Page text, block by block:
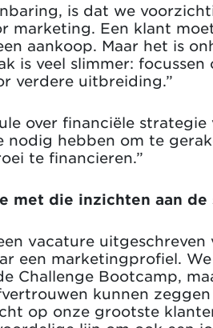
is dat we
marketing. Een klant
aankoop. Maar het is
is veel slimmer:
verdere uitbreiding.”
over financiële
nodig hebben om te
te financieren.”
met die inzichten aan de
vacature
een marketingprofiel.
Challenge Bootcamp,
kunnen
op onze grootste